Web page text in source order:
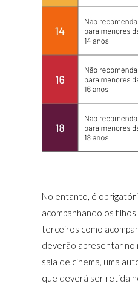
No entanto, é
acompanhando os
terceiros como
deverão apresentar no
sala de cinema, uma
que deverá ser retida